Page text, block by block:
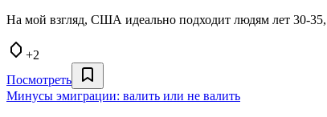
На мой взгляд, США идеально подходит людям лет 30-
+2
Посмотреть
Минусы эмиграции: валить или не валить